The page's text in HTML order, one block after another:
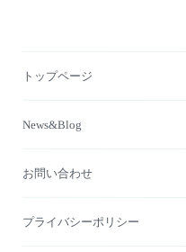
トップページ
News&Blog
お問い合わせ
プライバシーポリシー